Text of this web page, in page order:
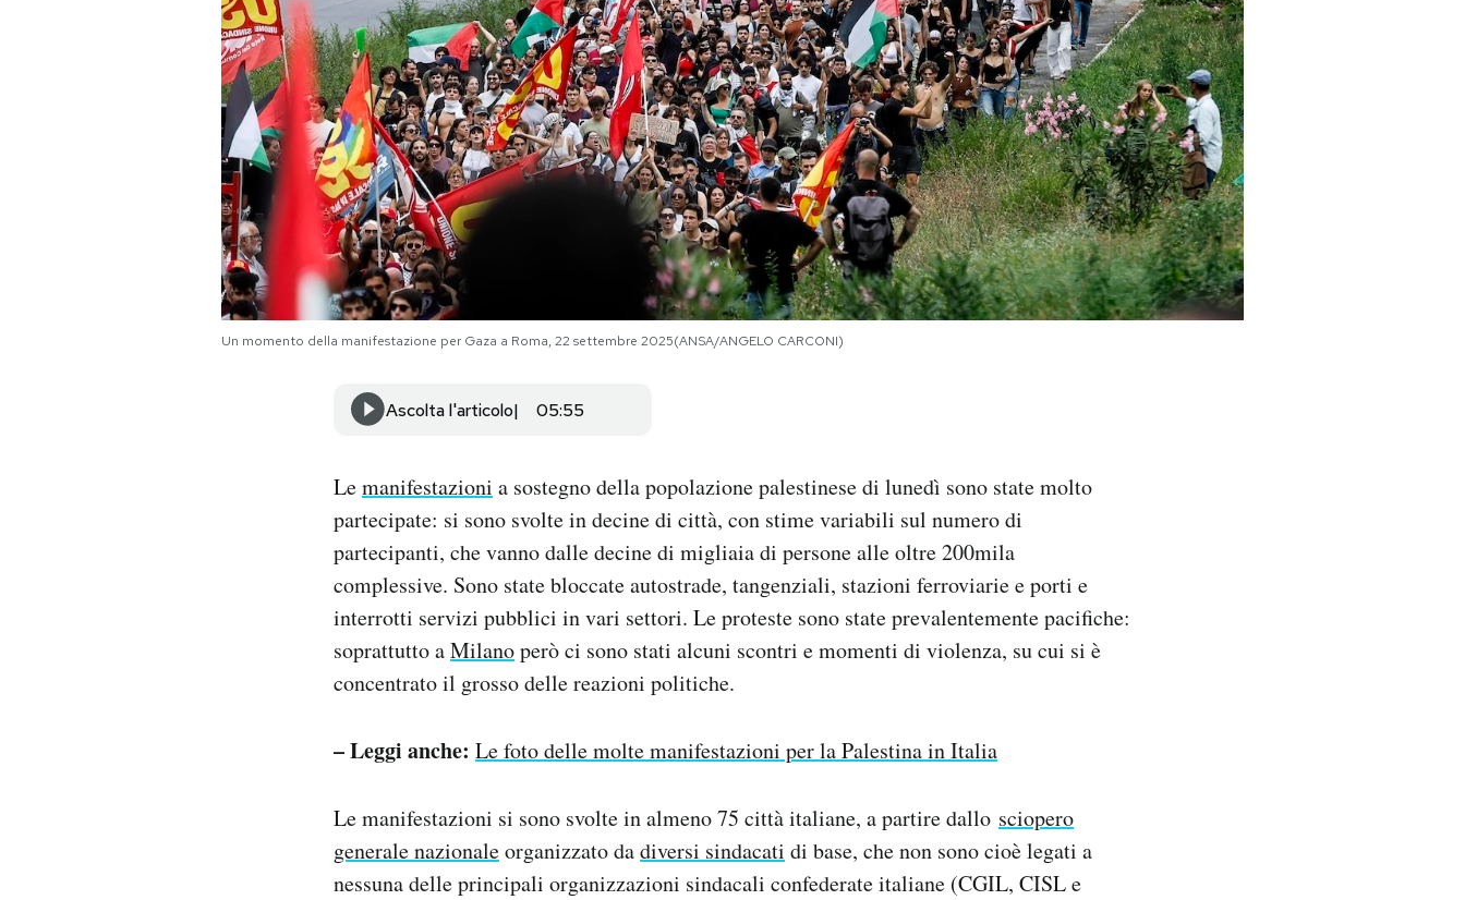
AREA PERSONALE
Un momento della manifestazione per Gaza a Roma, 22 settembre 2025(ANSA/ANGELO CARCONI)
Ascolta l'articolo 05:55
Lemanifestazioni a sostegno della popolazione palestinese di lunedì sono state molto
partecipate: si sono svolte in decine di città, con stime variabili sul numero di
partecipanti, che vanno dalle decine di migliaia di persone alle oltre 200mila
complessive. Sono state bloccate autostrade, tangenziali, stazioni ferroviarie e porti e
interrotti servizi pubblici in vari settori. Le proteste sono state prevalentemente pacifiche:
soprattutto aMilanoperò ci sono stati alcuni scontri e momenti di violenza, su cui si è
concentrato il grosso delle reazioni politiche.
– Leggi anche: Le foto delle molte manifestazioni per la Palestina in Italia
Le manifestazioni si sono svolte in almeno 75 città italiane, a partire dallo sciopero
generale nazionaleorganizzato dadiversi sindacati di base, che non sono cioè legati a
nessuna delle principali organizzazioni sindacali confederate italiane (CGIL, CISL e